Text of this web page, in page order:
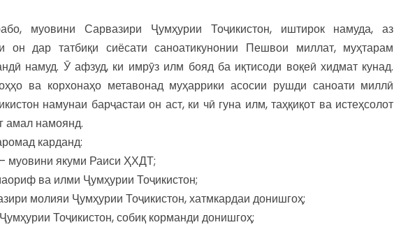
муовини Сарвазири Ҷумҳурии Тоҷикистон, иштирок намуда, аз
он дар татбиқи сиёсати саноатикунонии Пешвои миллат, муҳтарам
намуд. Ӯ афзуд, ки имрӯз илм бояд ба иқтисоди воқеӣ хидмат кунад.
ва корхонаҳо метавонад муҳаррики асосии рушди саноати миллӣ
намунаи барҷастаи он аст, ки чӣ гуна илм, таҳқиқот ва истеҳсолот
амал намоянд.
карданд:
якуми Раиси ҲХДТ;
ва илми Ҷумҳурии Тоҷикистон;
молияи Ҷумҳурии Тоҷикистон, хатмкардаи донишгоҳ;
Тоҷикистон, собиқ корманди донишгоҳ;